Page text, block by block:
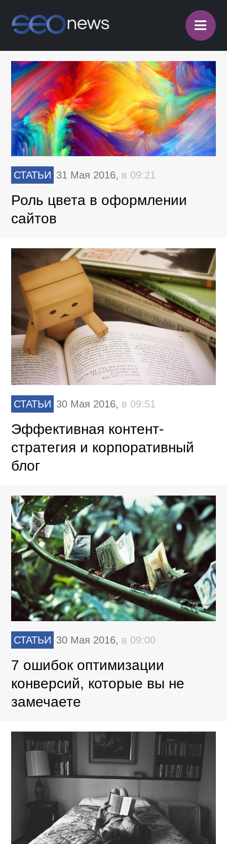
≡
СТАТЬИ 31 Мая 2016, в 09:21
Роль цвета в оформлении
сайтов
СТАТЬИ 30 Мая 2016, в 09:51
Эффективная контент-
стратегия и корпоративный
блог
СТАТЬИ 30 Мая 2016, в 09:00
7 ошибок оптимизации
конверсий, которые вы не
замечаете